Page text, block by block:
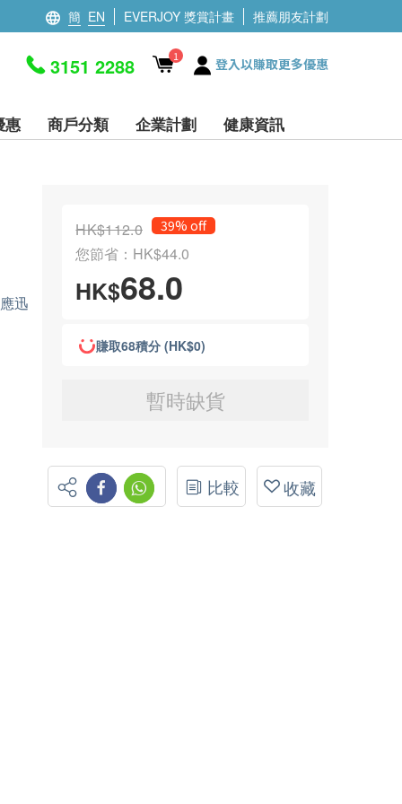
簡 EN EVERJOY 獎賞計畫 推薦朋友計劃
3151 2288 1 登入以賺取更多優惠
惠 商戶分類 企業計劃 健康資訊
迅
HK$112.0 39% off
您節省：HK$44.0
HK$68.0
賺取68積分 (HK$0)
暫時缺貨
比較 收藏